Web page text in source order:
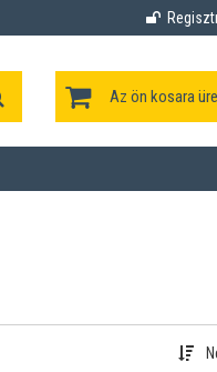
Az ön kosara